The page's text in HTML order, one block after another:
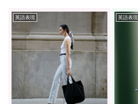
英語表現 英語表現